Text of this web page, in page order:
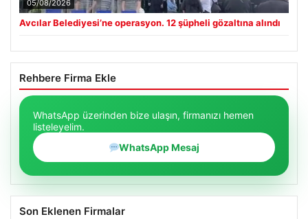
05/08/2026
Avcılar Belediyesi’ne operasyon. 12 şüpheli gözaltına alındı
Rehbere Firma Ekle
WhatsApp üzerinden bize ulaşın, firmanızı hemen
listeleyelim.
WhatsApp Mesaj
Son Eklenen Firmalar